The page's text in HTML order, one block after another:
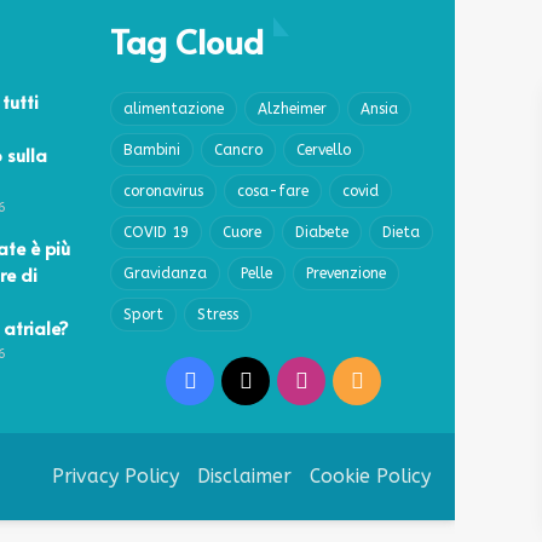
tutti
sulla
è più
di
Tag Cloud
alimentazione Alzheimer Ansia
Bambini Cancro Cervello
coronavirus cosa-fare covid
COVID 19 Cuore Diabete Dieta
Gravidanza Pelle Prevenzione
Sport Stress
Facebook Instagram
RSS
Privacy Policy Disclaimer Cookie Policy